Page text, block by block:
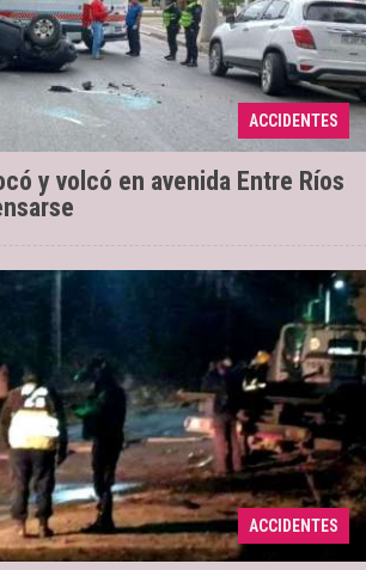
ACCIDENTES
y volcó en avenida Entre Ríos
esta mañana pasada las 9.30. El
por médicos que llegaron en
del Samec y se encontraba en buen
ACCIDENTES
se produjo en la fría noche de
de las 22, y se cobró la vida de una
en el vehículo de menor porte.